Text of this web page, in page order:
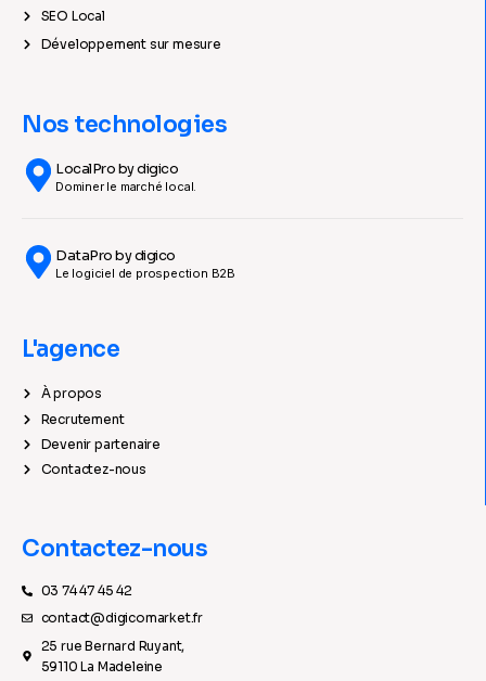
SEO Local
Développement sur mesure
Nos technologies
LocalPro by digico
Dominer le marché local.
DataPro by digico
Le logiciel de prospection B2B
L'agence
À propos
Recrutement
Devenir partenaire
Contactez-nous
Contactez-nous
03 74 47 45 42
contact@digicomarket.fr
25 rue Bernard Ruyant,
59110 La Madeleine